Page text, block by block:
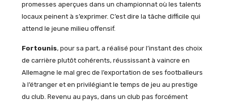
promesses aperçues dans un championnat où les talents
locaux peinent à s’exprimer. C’est dire la tâche difficile qui
attend le jeune milieu offensif.
Fortounis, pour sa part, a réalisé pour l’instant des choix
de carrière plutôt cohérents, réussissant à vaincre en
Allemagne le mal grec de l’exportation de ses footballeurs
à l’étranger et en privilégiant le temps de jeu au prestige
du club. Revenu au pays, dans un club pas forcément